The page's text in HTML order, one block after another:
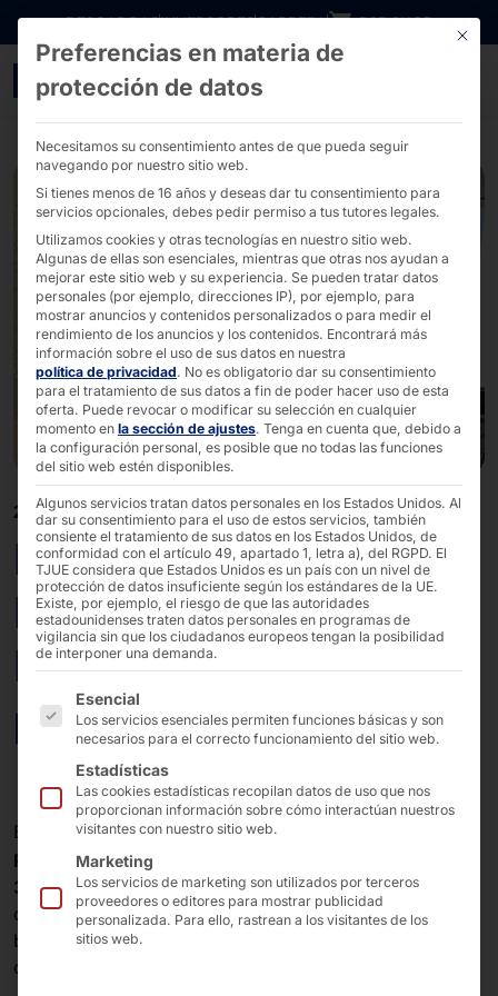
Ir directamente al contenido
DESCARGASINVERSORESCARRERA B2B SHOP
quiosco de autoservicio
25/09/2023
Kiosco de autoservicio
POLYTOUCH®:
Estantería de
productos virtuales
En los terminales de quioscoPOLYTOUCH
POLYTOUCH®FLEX21.5
32 (en la imagen) dePYRAMIDLos visitantes de los
centros de información turística ya pueden adquirir
bonos de autoservicio para aplicaciones, juegos,
compras, música y entradas a eventos.
Este
Preferencias en materia de
protección de datos
Necesitamos su consentimiento antes de que pueda seguir
navegando por nuestro sitio web.
Si tienes menos de 16 años y deseas dar tu consentimiento para
servicios opcionales, debes pedir permiso a tus tutores legales.
Utilizamos cookies y otras tecnologías en nuestro sitio web.
Algunas de ellas son esenciales, mientras que otras nos ayudan a
mejorar este sitio web y su experiencia. Se pueden tratar datos
personales (por ejemplo, direcciones IP), por ejemplo, para
mostrar anuncios y contenidos personalizados o para medir el
rendimiento de los anuncios y los contenidos. Encontrará más
información sobre el uso de sus datos en nuestra
política de privacidad. No es obligatorio dar su consentimiento
para el tratamiento de sus datos a fin de poder hacer uso de esta
oferta. Puede revocar o modificar su selección en cualquier
momento en la sección de ajustes. Tenga en cuenta que, debido a
la configuración personal, es posible que no todas las funciones
del sitio web estén disponibles.
Algunos servicios tratan datos personales en los Estados Unidos. Al
dar su consentimiento para el uso de estos servicios, también
consiente el tratamiento de sus datos en los Estados Unidos, de
conformidad con el artículo 49, apartado 1, letra a), del RGPD. El
TJUE considera que Estados Unidos es un país con un nivel de
protección de datos insuficiente según los estándares de la UE.
Existe, por ejemplo, el riesgo de que las autoridades
estadounidenses traten datos personales en programas de
vigilancia sin que los ciudadanos europeos tengan la posibilidad
de interponer una demanda.
A continuación se enumeran los grupos de servicios
Esencial
Los servicios esenciales permiten funciones básicas y son
necesarios para el correcto funcionamiento del sitio web.
Estadísticas
Las cookies estadísticas recopilan datos de uso que nos
proporcionan información sobre cómo interactúan nuestros
visitantes con nuestro sitio web.
Marketing
Los servicios de marketing son utilizados por terceros
proveedores o editores para mostrar publicidad
personalizada. Para ello, rastrean a los visitantes de los
sitios web.